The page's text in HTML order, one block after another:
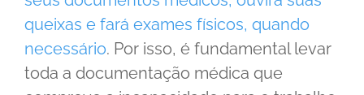
queixas e fará exames físicos, quando
necessário. Por isso, é fundamental levar
toda a documentação médica que